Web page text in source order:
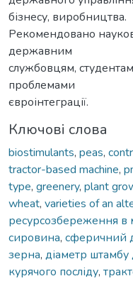
бізнесу, виробництва.
Рекомендовано
державним
службовцям, студентам
проблемами
євроінтеграції.
Ключові слова
biostimulants, peas,
tractor-based machine,
type, greenery, plant
wheat, varieties of an
ресурсозбереження в
сировина, сферичний
зерна, діаметр
курячого посліду,